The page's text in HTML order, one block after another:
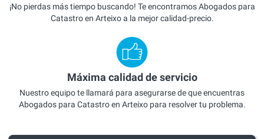
¡No pierdas más tiempo buscando! Te encontramos Abogados para
Catastro en Arteixo a la mejor calidad-precio.
Máxima calidad de servicio
Nuestro equipo te llamará para asegurarse de que encuentras
Abogados para Catastro en Arteixo para resolver tu problema.